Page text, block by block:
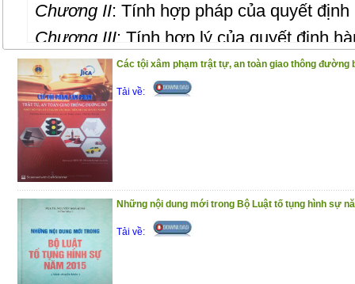
Chương II: Tính hợp pháp của quyết
Chương III: Tính hợp lý của quyết định
Chương IV: Mối liên hệ giữa tính hợp
Chương IV : Bảo đảm tính hợp pháp và
hành chính;
Chương VI
định hành chính, một số giải pháp bảo
lý của quyết định hành chính trong giai
Trân trọng giới thiệu đến bạn đọc !
(25/11/2020)
Các tội xâm phạm trật tự, an toàn giao thông đường
Tải về:
Những nội dung mới trong Bộ Luật tố tụng hình sự
Tải về: